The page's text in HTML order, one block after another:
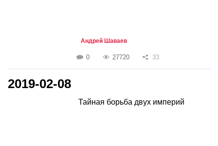
Андрей Шаваев
0 27720 33
2019-02-08
Тайная борьба двух империй